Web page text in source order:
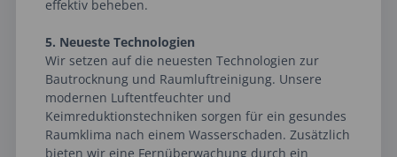
effektiv beheben.
5. Neueste Technologien
Wir setzen auf die neuesten Technologien zur
Bautrocknung und Raumluftreinigung. Unsere
modernen Luftentfeuchter und
Keimreduktionstechniken sorgen für ein gesundes
Raumklima nach einem Wasserschaden. Zusätzlich
bieten wir eine Fernüberwachung durch ein